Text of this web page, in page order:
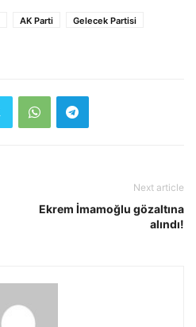
AK Parti
Gelecek Partisi
Next article
Ekrem İmamoğlu gözaltına
alındı!